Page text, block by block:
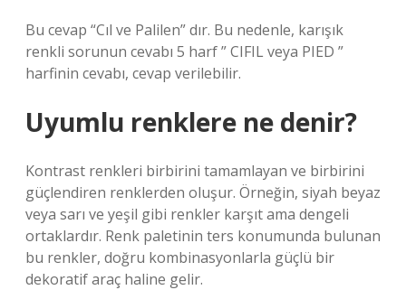
Bu cevap “Cıl ve Palilen” dır. Bu nedenle, karışık
renkli sorunun cevabı 5 harf ” CIFIL veya PIED ”
harfinin cevabı, cevap verilebilir.
Uyumlu renklere ne denir?
Kontrast renkleri birbirini tamamlayan ve birbirini
güçlendiren renklerden oluşur. Örneğin, siyah beyaz
veya sarı ve yeşil gibi renkler karşıt ama dengeli
ortaklardır. Renk paletinin ters konumunda bulunan
bu renkler, doğru kombinasyonlarla güçlü bir
dekoratif araç haline gelir.